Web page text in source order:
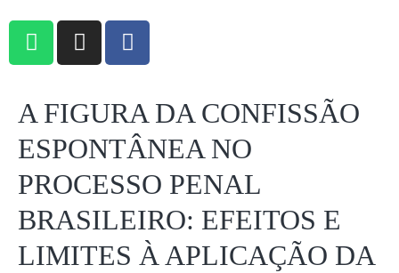
A FIGURA DA CONFISSÃO
ESPONTÂNEA NO
PROCESSO PENAL
BRASILEIRO: EFEITOS E
LIMITES À APLICAÇÃO DA